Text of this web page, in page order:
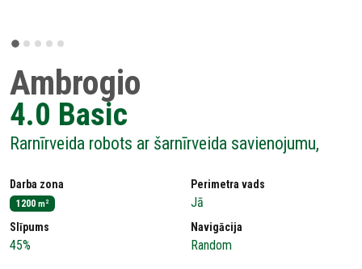
Ambrogio
4.0 Basic
Rarnīrveida robots ar šarnīrveida savienojumu,
Darba zona
1200 m2
Perimetra vads
Jā
Slīpums
45%
Navigācija
Random